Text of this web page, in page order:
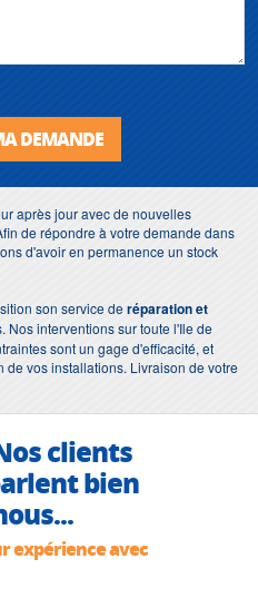
DEMANDE
après jour avec de nouvelles
de répondre à votre demande dans
d'avoir en permanence un stock
son service deréparation et
Nos interventions sur toute l'Ile de
sont un gage d'efficacité, et
vos installations. Livraison de votre
clients
bien
expérience avec